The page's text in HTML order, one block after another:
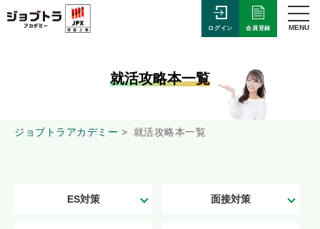
ログイン 会員登録 MENU
就活攻略本一覧
ジョブトラアカデミー 就活攻略本一覧
ES対策 面接対策